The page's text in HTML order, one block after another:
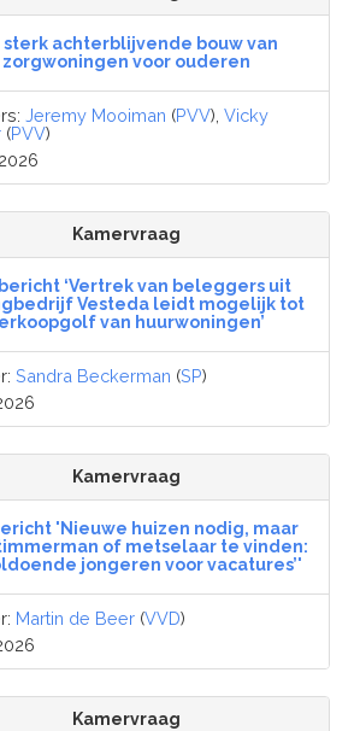
sterk achterblijvende bouw van
zorgwoningen voor ouderen
Jeremy Mooiman (PVV),Vicky
(PVV)
Kamervraag
‘Vertrek van beleggers uit
Vesteda leidt mogelijk tot
van huurwoningen’
Sandra Beckerman (SP)
Kamervraag
'Nieuwe huizen nodig, maar
of metselaar te vinden:
jongeren voor vacatures’'
Martin de Beer (VVD)
Kamervraag